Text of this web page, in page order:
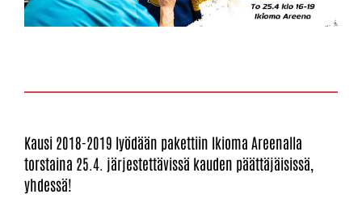
Kausi 2018-2019 lyödään pakettiin Ikioma Areenalla
torstaina 25.4. järjestettävissä kauden päättäjäisissä,
yhdessä!